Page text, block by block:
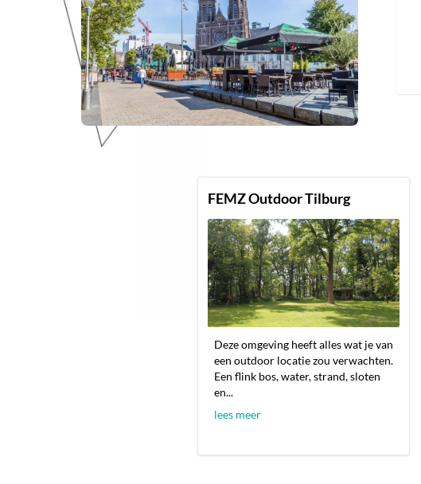
FEMZ Outdoor Tilburg
Deze omgeving heeft alles wat je van
een outdoor locatie zou verwachten.
Een flink bos, water, strand, sloten
en...
lees meer